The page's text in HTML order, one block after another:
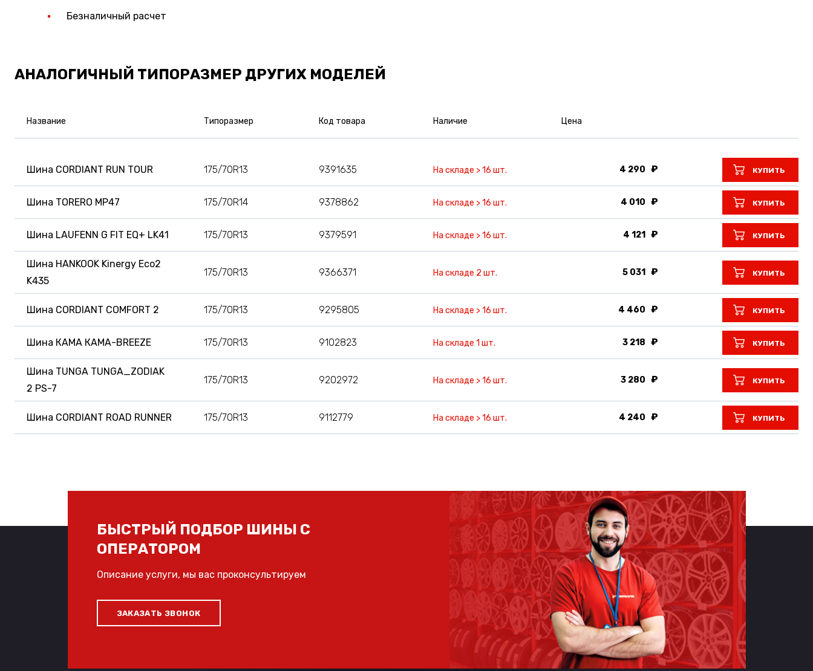
Безналичный расчет
АНАЛОГИЧНЫЙ ТИПОРАЗМЕР ДРУГИХ МОДЕЛЕЙ
Название Типоразмер Код товара Наличие Цена
Шина CORDIANT RUN TOUR 175/70R13 9391635 На складе > 16 шт. 4 290 КУПИТЬ
Шина TORERO MP47 175/70R14 9378862 На складе > 16 шт. 4 010 КУПИТЬ
Шина LAUFENN G FIT EQ+ LK41 175/70R13 9379591 На складе > 16 шт. 4 121 КУПИТЬ
Шина HANKOOK Kinergy Eco2
K435
175/70R13 9366371 На складе 2 шт. 5 031 КУПИТЬ
Шина CORDIANT COMFORT 2 175/70R13 9295805 На складе > 16 шт. 4 460 КУПИТЬ
Шина КАМА КАМА-BREEZE 175/70R13 9102823 На складе 1 шт. 3 218 КУПИТЬ
Шина TUNGA TUNGA_ZODIAK
2 PS-7
175/70R13 9202972 На складе > 16 шт. 3 280 КУПИТЬ
Шина CORDIANT ROAD RUNNER 175/70R13 9112779 На складе > 16 шт. 4 240 КУПИТЬ
БЫСТРЫЙ ПОДБОР ШИНЫ С
ОПЕРАТОРОМ
Описание услуги, мы вас проконсультируем
ЗАКАЗАТЬ ЗВОНОК